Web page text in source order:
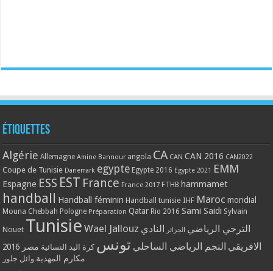
Étiquettes
Algérie Allemagne Amine Bannour angola CA CAN CAN 2016 CAN2022
Coupe de Tunisie Danemark egypte Egypte 2016 Egypte 2021 EMM
Espagne ESS EST France France 2017 FTHB hammamet
handball Handball féminin Handball tunisie IHF Maroc mondial
Mouna Chebbah Pologne Préparation Qatar Rio 2016 Sami Saidi Sylvain
Nouet Tunisie Wael Jallouz الترجي الرياضي الجزائر النادي
الافريقي النجم الرياضي الساحلي تونس كرة اليد النسائية مصر 2016
مكارم المهدية وائل جلوز